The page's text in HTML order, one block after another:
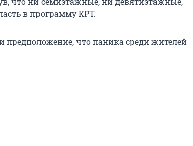
в программу КРТ.
что паника среди жителей